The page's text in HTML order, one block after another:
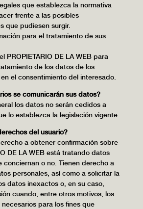
que establezca la normativa
frente a las posibles
que pudiesen surgir.
para el tratamiento de sus
PROPIETARIO DE LA WEB para
de los datos de los
el consentimiento del interesado.
se comunicarán sus datos?
los datos no serán cedidos a
lo establezca la legislación vigente.
del usuario?
a obtener confirmación sobre
DE LA WEB está tratando datos
conciernan o no. Tienen derecho a
personales, así como a solicitar la
datos inexactos o, en su caso,
cuando, entre otros motivos, los
para los fines que